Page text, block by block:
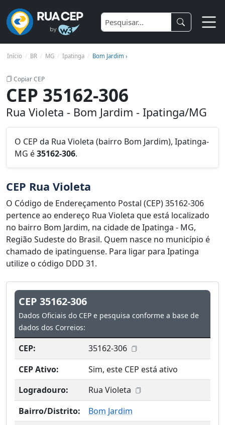
Início BR MG Ipatinga Bom Jardim ›
Copiar CEP
CEP 35162-306
Rua Violeta - Bom Jardim - Ipatinga/MG
O CEP da Rua Violeta (bairro Bom Jardim), Ipatinga-
MG é35162-306.
CEP Rua Violeta
O Código de Endereçamento Postal (CEP) 35162-306
pertence ao endereço Rua Violeta que está localizado
no bairro Bom Jardim, na cidade de Ipatinga - MG,
Região Sudeste do Brasil. Quem nasce no município é
chamado de ipatinguense. Para ligar para Ipatinga
utilize o código DDD 31.
CEP 35162-306
Dados Oficiais do CEP e pesquisa conforme a base de
dados dos Correios:
CEP:
35162-306
CEP Ativo:
Sim, este CEP está ativo
Logradouro:
Rua Violeta
Bairro/Distrito:
Bom Jardim